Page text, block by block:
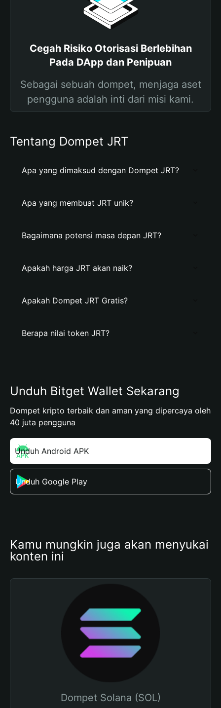
Cegah Risiko Otorisasi Berlebihan
Pada DApp dan Penipuan
Sebagai sebuah dompet, menjaga aset
pengguna adalah inti dari misi kami.
Tentang Dompet JRT
Apa yang dimaksud dengan Dompet JRT?
Apa yang membuat JRT unik?
Bagaimana potensi masa depan JRT?
Apakah harga JRT akan naik?
Apakah Dompet JRT Gratis?
Berapa nilai token JRT?
Unduh Bitget Wallet Sekarang
Dompet kripto terbaik dan aman yang dipercaya oleh
40 juta pengguna
Unduh Android APK
Unduh Google Play
Kamu mungkin juga akan menyukai
konten ini
Dompet Solana (SOL)